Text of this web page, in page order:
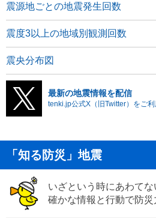
震源地ごとの地震発生回数
震度3以上の地域別観測回数
震央分布図
最新の地震情報を配信
tenki.jp公式X（旧Twitter）をご利
「知る防災」地震
いざという時にあわてな
確かな情報と行動で防災